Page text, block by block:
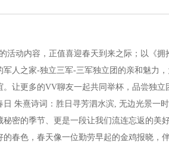
活动内容，正值喜迎春天到来之际；以《
军人之家-独立三军-三军独立团的亲和魅力
。让更多的VV聊友一起共同举杯，品尝独
日 朱熹诗词：胜日寻芳泗水滨, 无边光景一
秘密的季节、更是一段让我们流连忘返的美
的春色，春天像一位勤劳早起的金鸡报晓，